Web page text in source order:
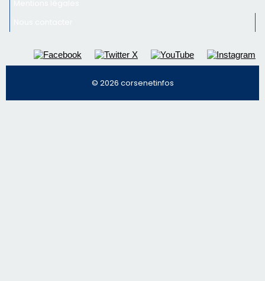
© 2026 corsenetinfos